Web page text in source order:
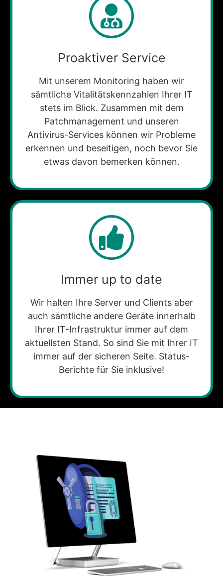
Proaktiver Service
Mit unserem Monitoring haben wir
sämtliche Vitalitätskennzahlen Ihrer IT
stets im Blick. Zusammen mit dem
Patchmanagement und unseren
Antivirus-Services können wir Probleme
erkennen und beseitigen, noch bevor Sie
etwas davon bemerken können.
Immer up to date
Wir halten Ihre Server und Clients aber
auch sämtliche andere Geräte innerhalb
Ihrer IT-Infrastruktur immer auf dem
aktuellsten Stand. So sind Sie mit Ihrer IT
immer auf der sicheren Seite. Status-
Berichte für Sie inklusive!